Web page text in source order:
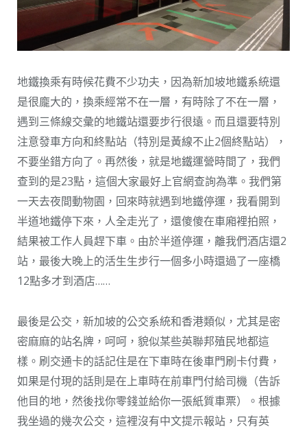
地鐵換乘有時候花費不少功夫，因為新加坡地鐵系統還
是很龐大的，換乘經常不在一層，有時除了不在一層，
遇到三條線交彙的地鐵站還要步行很遠。而且還要特別
注意發車方向和終點站（特別是黃線不止2個終點站），
不要坐錯方向了。再然後，就是地鐵運營時間了，我們
查到的是23點，這個大家最好上官網查詢為準。我們第
一天去夜間動物園，回來時就遇到地鐵停運，我看開到
半道地鐵停下來，人全走光了，還傻傻在車廂裡拍照，
結果被工作人員趕下車。由於半道停運，離我們酒店還2
站，最後大晚上的活生生步行一個多小時還過了一座橋
12點多才到酒店……
最後是公交，新加坡的公交系統和香港類似，尤其是密
密麻麻的站名牌，呵呵，貌似某些英聯邦殖民地都這
樣。刷交通卡的話記住是在下車時在後車門刷卡付費，
如果是付現的話則是在上車時在前車門付給司機（告訴
他目的地，然後找你零錢並給你一張紙質車票）。根據
我坐過的幾次公交，這裡沒有中文提示報站，只有英